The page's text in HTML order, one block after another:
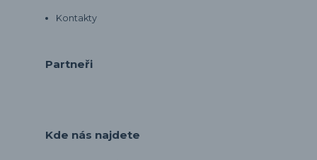
Kontakty
Partneři
Kde nás najdete